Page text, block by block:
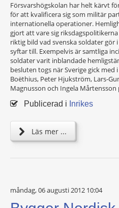
Försvarshögskolan har helt kärvt
för att kvalificera sig som militär
internationella operationer.
gjort att vare sig
riktig bild vad svenska soldater gör
syftar till. Exempelvis är samtliga
soldater varit inblandade
besluten togs när Sverige gick med
Boëthius, Peter Hjukström, Lars-
Magnusson och Ingela Mårtensson
Publicerad i Inrikes
Läs mer ...
måndag, 06 augusti 2012 10:04